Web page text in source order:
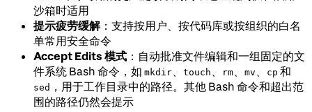
沙箱时适用
提示疲劳缓解：支持按用户、按代码库或按组织的白名
单常用安全命令
Accept Edits 模式 ：自动批准文件编辑和一组固定的文
件系统 Bash 命令，如 mkdir、 touch 、 rm、 mv 、 cp 和
sed ，用于工作目录中的路径。其他 Bash 命令和超出范
围的路径仍然会提示